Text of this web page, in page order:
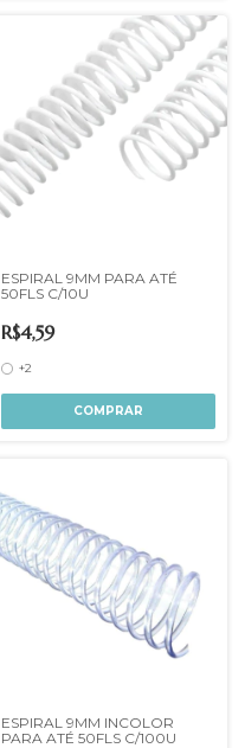
ESPIRAL 9MM PARA ATÉ
50FLS C/10U
R$4,59
+2
COMPRAR
ESPIRAL 9MM INCOLOR
PARA ATÉ 50FLS C/100U